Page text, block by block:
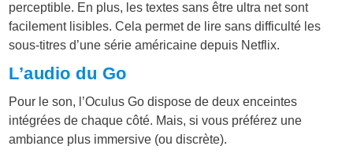
perceptible. En plus, les textes sans être ultra net sont
facilement lisibles. Cela permet de lire sans difficulté les
sous-titres d’une série américaine depuis Netflix.
L’audio du Go
Pour le son, l’Oculus Go dispose de deux enceintes
intégrées de chaque côté. Mais, si vous préférez une
ambiance plus immersive (ou discrète).